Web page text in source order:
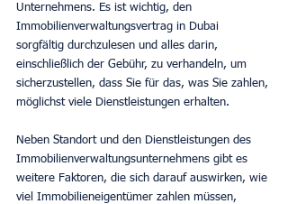
Unternehmens. Es ist wichtig, den
Immobilienverwaltungsvertrag in Dubai
sorgfältig durchzulesen und alles darin,
einschließlich der Gebühr, zu verhandeln, um
sicherzustellen, dass Sie für das, was Sie zahlen,
möglichst viele Dienstleistungen erhalten.
Neben Standort und den Dienstleistungen des
Immobilienverwaltungsunternehmens gibt es
weitere Faktoren, die sich darauf auswirken, wie
viel Immobilieneigentümer zahlen müssen,